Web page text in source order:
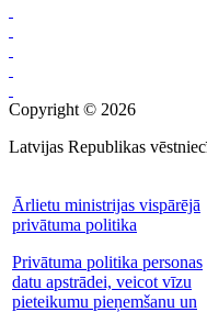
Copyright © 2026
Latvijas Republikas
Ārlietu ministrijas vispārējā
privātuma politika
Privātuma politika personas
datu apstrādei, veicot vīzu
pieteikumu pieņemšanu un